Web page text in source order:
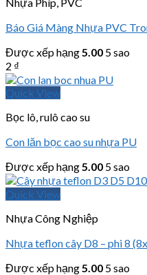
Báo Giá Màng Nhựa PVC
Được xếp hạng 5.00 5 sao
2 ₫
Quick View
Bọc lô, rulô cao su
Con lăn bọc cao su nhựa PU
Được xếp hạng 5.00 5 sao
Quick View
Nhựa Công Nghiệp
Nhựa teflon cây D8 – phi 8
Được xếp hạng 5.00 5 sao